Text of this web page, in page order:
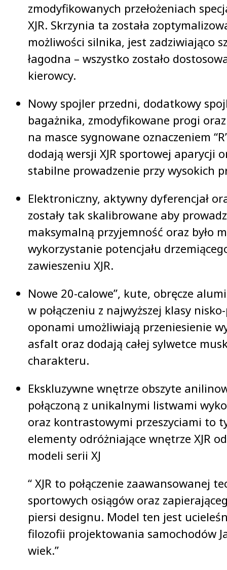
zmodyfikowanych przełożeniach
XJR. Skrzynia ta została
możliwości silnika, jest zadziwiająco
łagodna – wszystko zostało
kierowcy.
Nowy spojler przedni, dodatkowy
bagażnika, zmodyfikowane progi
na masce sygnowane oznaczeniem
dodają wersji XJR sportowej aparycji
stabilne prowadzenie przy wysokich
Elektroniczny, aktywny dyferencjał
zostały tak skalibrowane aby
maksymalną przyjemność oraz było
wykorzystanie potencjału
zawieszeniu XJR.
Nowe 20-calowe”, kute, obręcze
w połączeniu z najwyższej klasy
oponami umożliwiają przeniesienie
asfalt oraz dodają całej sylwetce
charakteru.
Ekskluzywne wnętrze obszyte
połączoną z unikalnymi listwami
oraz kontrastowymi przeszyciami to
elementy odróżniające wnętrze XJR
modeli serii XJ
“ XJR to połączenie zaawansowanej
sportowych osiągów oraz
piersi designu. Model ten jest
filozofii projektowania samochodów
wiek.”